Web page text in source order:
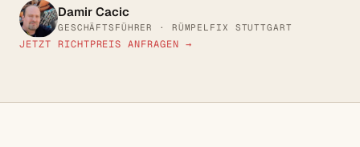
Damir Cacic
GESCHÄFTSFÜHRER · RÜMPELFIX STUTTGART
JETZT RICHTPREIS ANFRAGEN →